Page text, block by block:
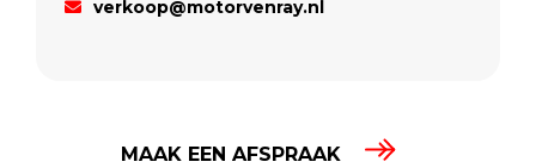
verkoop@motorvenray.nl
MAAK EEN AFSPRAAK